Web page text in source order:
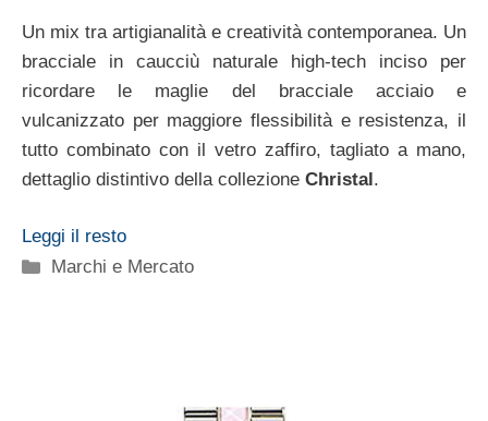
Un mix tra artigianalità e creatività contemporanea. Un
bracciale in caucciù naturale high-tech inciso per
ricordare le maglie del bracciale acciaio e
vulcanizzato per maggiore flessibilità e resistenza, il
tutto combinato con il vetro zaffiro, tagliato a mano,
dettaglio distintivo della collezione Christal.
Leggi il resto
Categorie
Marchi e Mercato